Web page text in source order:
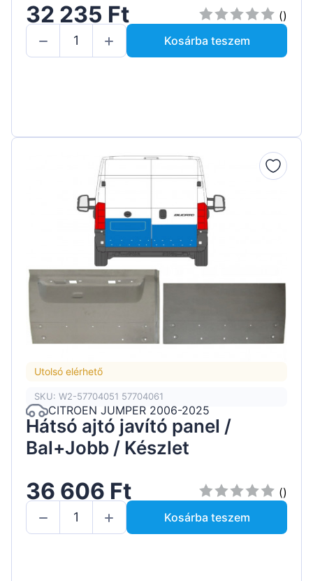
32 235 Ft
()
Kosárba teszem
Utolsó elérhető
SKU: W2-57704051 57704061
CITROEN JUMPER 2006-2025
Hátsó ajtó javító panel /
Bal+Jobb / Készlet
36 606 Ft
()
Kosárba teszem